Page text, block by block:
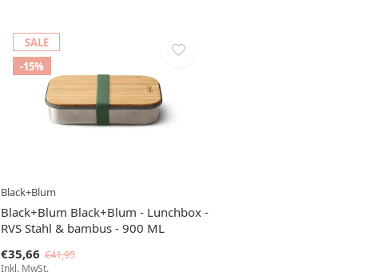
SALE
-15%
Black+Blum
Black+Blum Black+Blum - Lunchbox -
RVS Stahl & bambus - 900 ML
€35,66 €41,95
Inkl. MwSt.